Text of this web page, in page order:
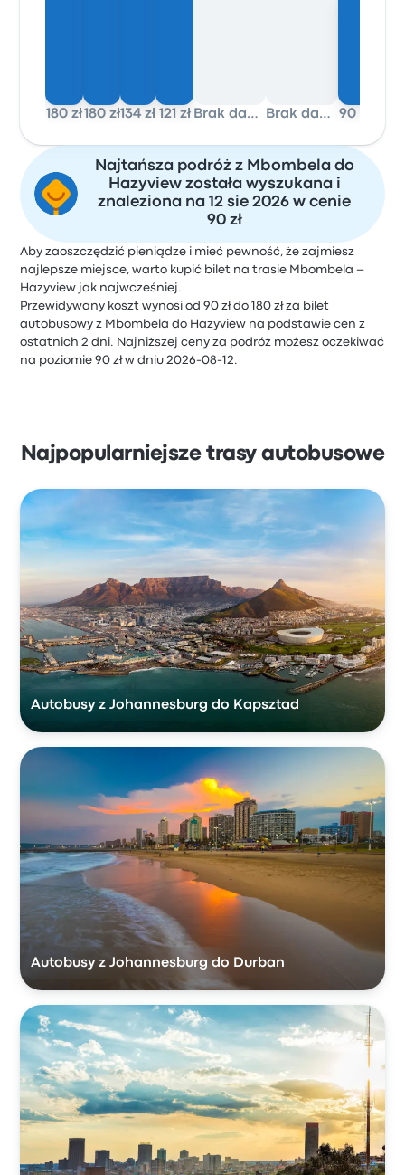
180 zł180 zł134 zł 121 zł Brak danych Brak danych 90 zł
Najtańsza podróż z Mbombela do
Hazyview została wyszukana i
znaleziona na 12 sie 2026 w cenie
90 zł
Aby zaoszczędzić pieniądze i mieć pewność, że zajmiesz
najlepsze miejsce, warto kupić bilet na trasie Mbombela –
Hazyview jak najwcześniej.
Przewidywany koszt wynosi od 90 zł do 180 zł za bilet
autobusowy z Mbombela do Hazyview na podstawie cen z
ostatnich 2 dni. Najniższej ceny za podróż możesz oczekiwać
na poziomie 90 zł w dniu 2026-08-12.
Najpopularniejsze trasy autobusowe
Autobusy z Johannesburg do Kapsztad
Autobusy z Johannesburg do Durban